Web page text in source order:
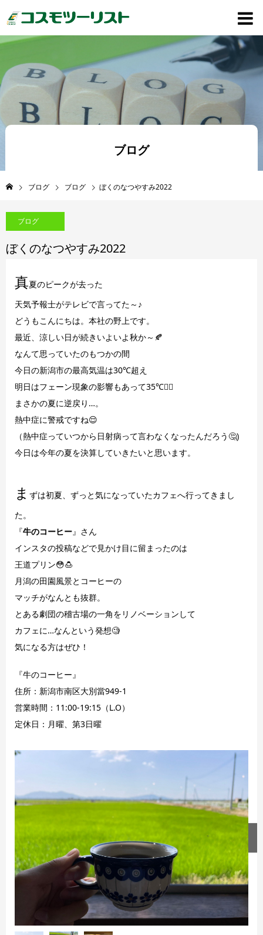
ブログ
ブログ ブログ ぼくのなつやすみ2022
ブログ
ぼくのなつやすみ2022
真夏のピークが去った
天気予報士がテレビで言ってた～♪
どうもこんにちは。本社の野上です。
最近、涼しい日が続きいよいよ秋か～🍂
なんて思っていたのもつかの間
今日の新潟市の最高気温は30℃超え
明日はフェーン現象の影響もあって35℃😵‍💫
まさかの夏に逆戻り…。
熱中症に警戒ですね😌
（熱中症っていつから日射病って言わなくなったんだろう🤔)
今日は今年の夏を決算していきたいと思います。
ま ずは初夏、ずっと気になっていたカフェへ行ってきまし
た。
『牛のコーヒー』さん
インスタの投稿などで見かけ目に留まったのは
王道プリン😳🍮
月潟の田園風景とコーヒーの
マッチがなんとも抜群。
とある劇団の稽古場の一角をリノベーションして
カフェに…なんという発想🧐
気になる方はぜひ！
『牛のコーヒー』
住所：新潟市南区大別當949-1
営業時間：11:00-19:15（L.O）
定休日：月曜、第3日曜